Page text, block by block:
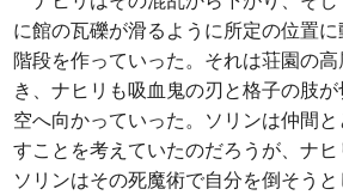
に館の瓦礫が滑るように所定の位置
階段を作っていった。それは荘園の
き、ナヒリも吸血鬼の刃と格子の肢
空へ向かっていった。ソリンは仲間
すことを考えていたのだろうが、ナヒ
ソリンはその死魔術で自分を倒そう